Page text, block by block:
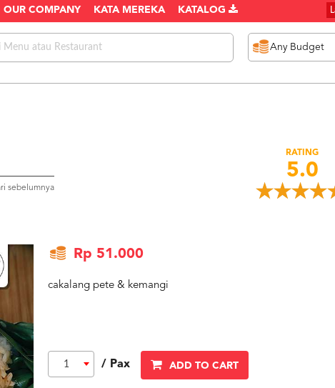
OUR COMPANY KATA MEREKA KATALOG
sebelumnya
RATING
5.0
Rp 51.000
cakalang pete & kemangi
1 / Pax ADD TO CART